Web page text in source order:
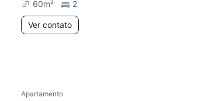
60m² 2
Ver contato
Redecorar
Apartamento